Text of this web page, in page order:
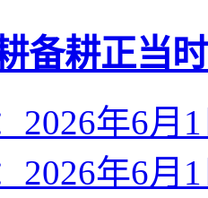
备耕正当
2026年6月
2026年6月